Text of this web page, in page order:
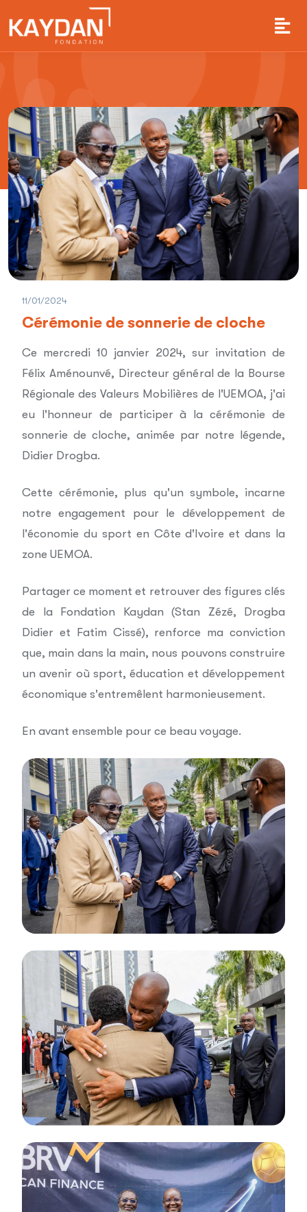
11/01/2024
Cérémonie de sonnerie de cloche
Ce mercredi 10 janvier 2024, sur invitation de
Félix Aménounvé, Directeur général de la Bourse
Régionale des Valeurs Mobilières de l'UEMOA, j'ai
eu l'honneur de participer à la cérémonie de
sonnerie de cloche, animée par notre légende,
Didier Drogba.
Cette cérémonie, plus qu'un symbole, incarne
notre engagement pour le développement de
l'économie du sport en Côte d'Ivoire et dans la
zone UEMOA.
Partager ce moment et retrouver des figures clés
de la Fondation Kaydan (Stan Zézé, Drogba
Didier et Fatim Cissé), renforce ma conviction
que, main dans la main, nous pouvons construire
un avenir où sport, éducation et développement
économique s'entremêlent harmonieusement.
En avant ensemble pour ce beau voyage.